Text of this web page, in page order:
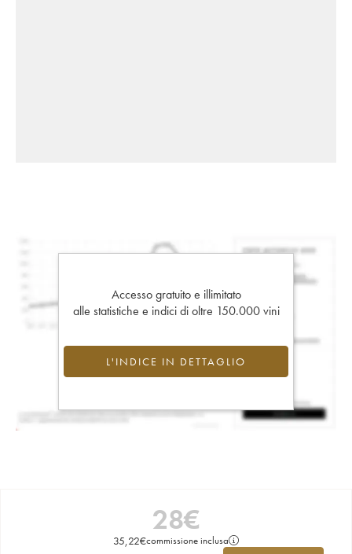
Accesso gratuito e illimitato
alle statistiche e indici di oltre 150.000 vini
L'INDICE IN DETTAGLIO
28€
35,22€commissione inclusa